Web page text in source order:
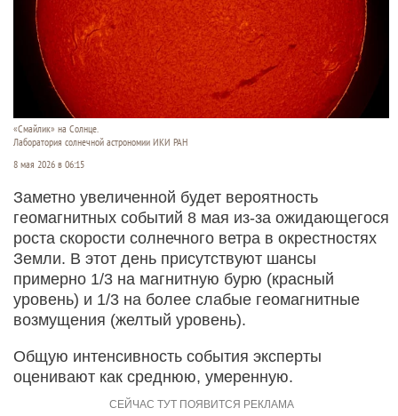
«Смайлик» на Солнце.
Лаборатория солнечной астрономии ИКИ РАН
8 мая 2026 в 06:15
Заметно увеличенной будет вероятность
геомагнитных событий 8 мая из-за ожидающегося
роста скорости солнечного ветра в окрестностях
Земли. В этот день присутствуют шансы
примерно 1/3 на магнитную бурю (красный
уровень) и 1/3 на более слабые геомагнитные
возмущения (желтый уровень).
Общую интенсивность события эксперты
оценивают как среднюю, умеренную.